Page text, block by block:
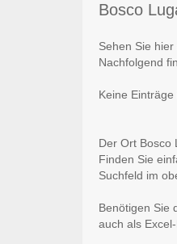
Bosco
Sehen Sie
Nachfolgend
Keine
Der Ort Bosco
Finden Sie
Suchfeld im
Benötigen Sie
auch als